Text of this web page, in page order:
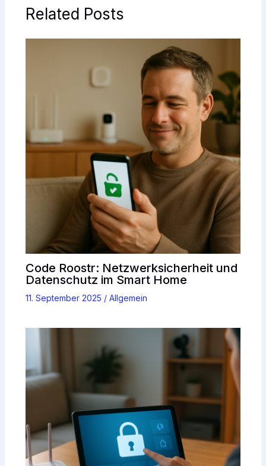
Related Posts
Code Roostr: Netzwerksicherheit und
Datenschutz im Smart Home
11. September 2025 / Allgemein